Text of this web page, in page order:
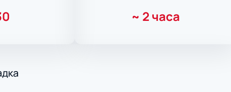
~ 2 часа